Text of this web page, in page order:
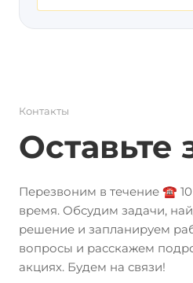
Контакты
Оставьте
Перезвоним в течение ☎️
время. Обсудим задачи,
решение и запланируем
вопросы и расскажем
акциях. Будем на связи!